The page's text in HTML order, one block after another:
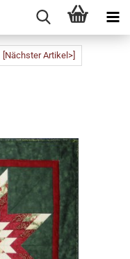
[Nächster Artikel>]